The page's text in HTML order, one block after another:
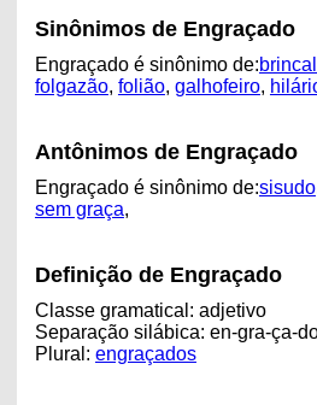
Sinônimos de Engraçado
Engraçado é sinônimo de:
folgazão, folião, galhofeiro,
Antônimos de Engraçado
Engraçado é sinônimo de:sisudo
sem graça,
Definição de Engraçado
Classe gramatical: adjetivo
Separação silábica: en-gra-ça-
Plural: engraçados